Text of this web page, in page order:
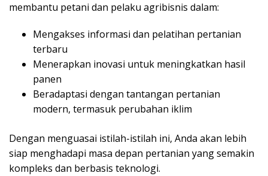
membantu petani dan pelaku agribisnis dalam:
Mengakses informasi dan pelatihan pertanian
terbaru
Menerapkan inovasi untuk meningkatkan hasil
panen
Beradaptasi dengan tantangan pertanian
modern, termasuk perubahan iklim
Dengan menguasai istilah-istilah ini, Anda akan lebih
siap menghadapi masa depan pertanian yang semakin
kompleks dan berbasis teknologi.